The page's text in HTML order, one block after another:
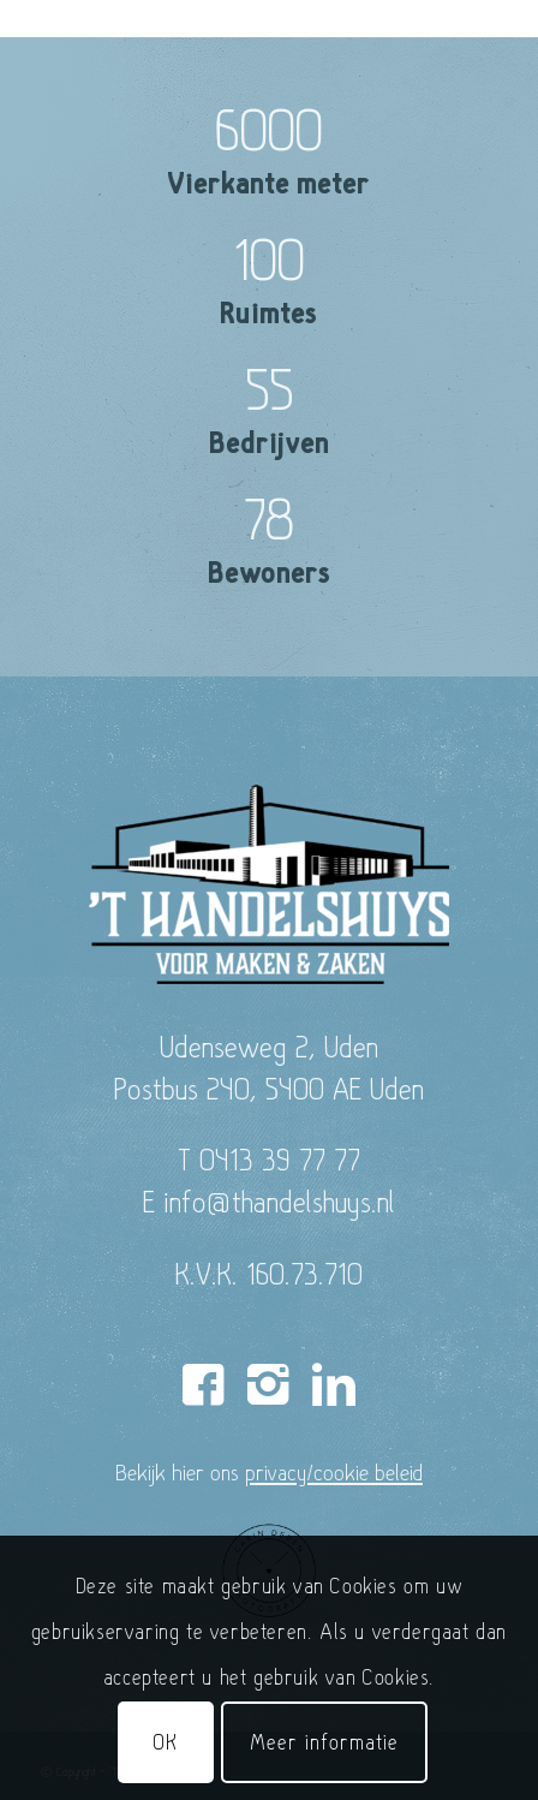
6000
Vierkante meter
100
Ruimtes
55
Bedrijven
78
Bewoners
Udenseweg 2, Uden
Postbus 240, 5400 AE Uden
T 0413 39 77 77
E info@thandelshuys.nl
K.V.K. 160.73.710
Bekijk hier ons privacy/cookie beleid
Deze site maakt gebruik van Cookies om uw
gebruikservaring te verbeteren. Als u verdergaat dan
accepteert u het gebruik van Cookies.
OK Meer informatie